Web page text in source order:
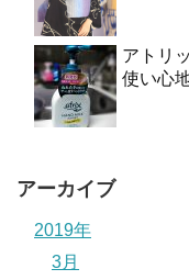
アトリ
使い心
アーカイブ
2019年
3月